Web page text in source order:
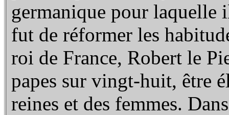
germanique pour laquelle
fut de réformer les
roi de France, Robert le
papes sur vingt-huit, être
reines et des femmes.